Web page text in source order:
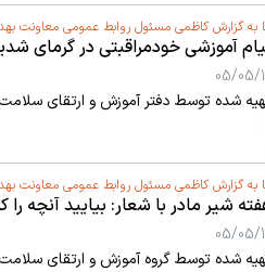
به گزارش کاظمی مسئول روابط عمومی معاونت
آموزشی خودمراقبتی در گرمای
05/05/
شده توسط دفتر آموزش و ارتقای
به گزارش کاظمی مسئول روابط عمومی معاونت
شیر مادر با شعار: بیایید آنچه
کنیم05/05/
شده توسط گروه آموزش و ارتقای